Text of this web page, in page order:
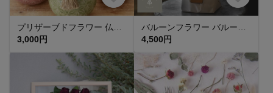
3,000円
4,500円